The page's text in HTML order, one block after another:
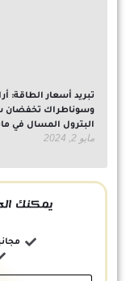
تبريد أسعار الطاقة:
وسوناطراك تخفضان
البترول المسال في
مايو 2, 2024
يمكنك